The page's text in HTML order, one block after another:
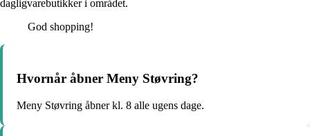
dagligvarebutikker i området.
God shopping!
Hvornår åbner Meny Støvring?
Meny Støvring åbner kl. 8 alle ugens dage.